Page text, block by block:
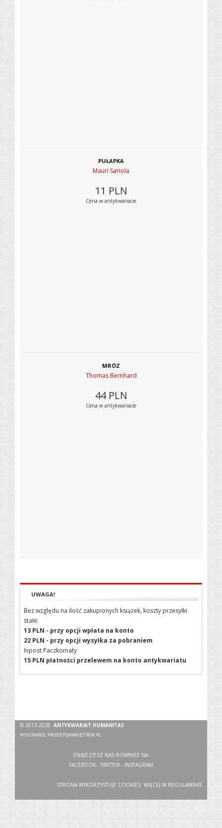
PUŁAPKA
Mauri Sariola
11 PLN
Cena w antykwariacie
MRÓZ
Thomas Bernhard
44 PLN
Cena w antykwariacie
UWAGA!
Bez względu na ilość zakupionych książek, koszty przesyłki
stałe:
13 PLN - przy opcji wpłata na konto
22 PLN - przy opcji wysyłka za pobraniem
Inpost Paczkomaty
15 PLN płatności przelewem na konto antykwariatu
© 2013-2026ANTYKWARIAT HUMANITAS
WYKONANIE: PROJEKTOWANIESTRON.PL
ZNAJDZIESZ NAS RÓWNIEŻ NA:
FACEBOOK - TWITTER - INSTAGRAM
STRONA WYKORZYSTUJE COOKIES. WIĘCEJ W REGULAMINIE